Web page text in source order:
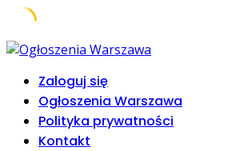
Skip
contentZaloguj się
Ogłoszenia Warszawa
Polityka prywatności
Kontakt